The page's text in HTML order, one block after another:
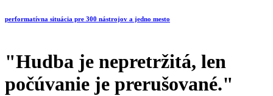
performatívna situácia pre 300 nástrojov a jedno mesto
"Hudba je nepretržitá, len
počúvanie je prerušované."